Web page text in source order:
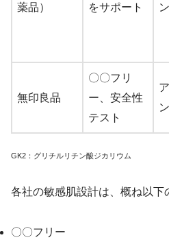
薬品）
をサポート
無印良品
〇〇フリ
ー、安全性
テスト
ン
GK2：グリチルリチン酸ジカリウム
各社の敏感肌設計は、概ね以下
〇〇フリー